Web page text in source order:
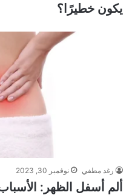
يكون خطيرًا؟
رغد مطفي نوفمبر 30, 2023
ألم أسفل الظهر: